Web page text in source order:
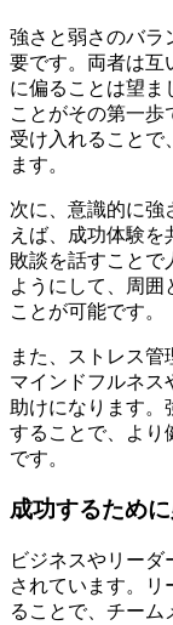
強さと弱さのバラ
要です。両者は互
に偏ることは望ま
ことがその第一歩
受け入れることで
ます。
次に、意識的に強
えば、成功体験
敗談を話すことで
ようにして、周囲
ことが可能です。
また、ストレス管
マインドフルネス
助けになります。
することで、より
です。
成功するため
ビジネスやリーダ
されています。リ
ることで、チーム